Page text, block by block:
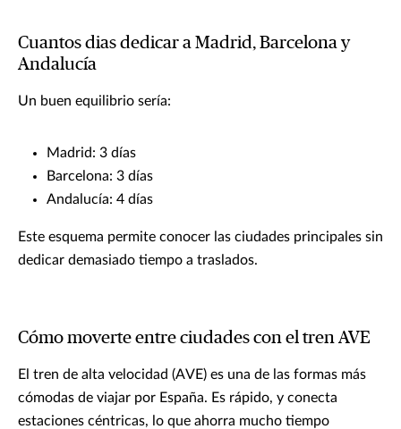
Cuantos dias dedicar a Madrid, Barcelona y
Andalucía
Un buen equilibrio sería:
Madrid: 3 días
Barcelona: 3 días
Andalucía: 4 días
Este esquema permite conocer las ciudades principales sin
dedicar demasiado tiempo a traslados.
Cómo moverte entre ciudades con el tren AVE
El tren de alta velocidad (AVE) es una de las formas más
cómodas de viajar por España. Es rápido, y conecta
estaciones céntricas, lo que ahorra mucho tiempo